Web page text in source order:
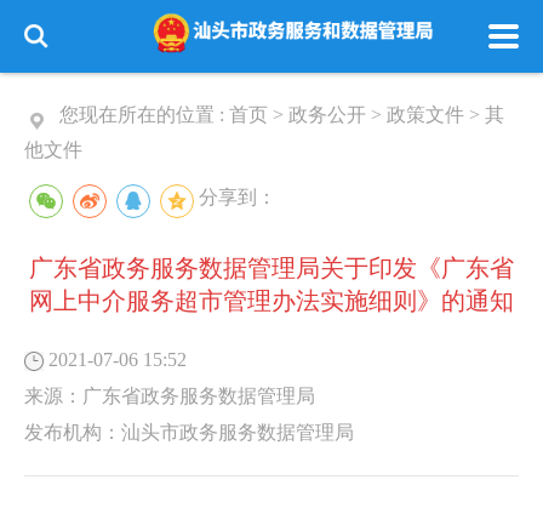
您现在所在的位置 : 首页 > 政务公开 > 政策文件 > 其
他文件
分享到：
广东省政务服务数据管理局关于印发《广东省
网上中介服务超市管理办法实施细则》的通知
2021-07-06 15:52
来源： 广东省政务服务数据管理局
发布机构： 汕头市政务服务数据管理局